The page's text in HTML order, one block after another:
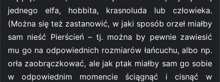
jednego elfa, hobbita, krasnoluda lub człowieka.
(Można się też zastanowić, w jaki sposób orzeł miałby
sam nieść Pierścień – tj. można by pewnie zawiesić
mu go na odpowiednich rozmiarów łańcuchu, albo np.
orła zaobrączkować, ale jak ptak miałby sam go sobie
w odpowiednim momencie ściągnąć i cisnąć w